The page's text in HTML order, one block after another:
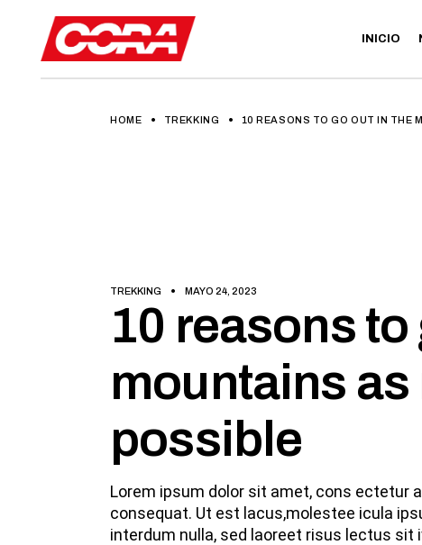
INICIO
HOME TREKKING 10 REASONS TO GO OUT IN THE
TREKKING MAYO 24, 2023
10 reasons
mountains as
possible
Lorem ipsum dolor sit amet, cons ectetur
consequat. Ut est lacus,molestee icula
interdum nulla, sed laoreet risus lectus sit